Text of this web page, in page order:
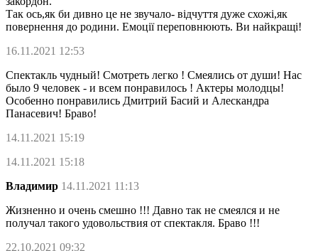
Так ось,як би дивно це не звучало- відчуття дуже схожі,як
повернення до родини. Емоції переповнюють. Ви найкращі!
16.11.2021 12:53
Спектакль чудный! Смотреть легко ! Смеялись от души! Нас
было 9 человек - и всем понравилось ! Актеры молодцы!
Особенно понравились Дмитрий Басий и Алескандра
Панасевич! Браво!
14.11.2021 15:19
14.11.2021 15:18
Владимир 14.11.2021 11:13
Жизненно и очень смешно !!! Давно так не смеялся и не
получал такого удовольствия от спектакля. Браво !!!
22.10.2021 09:32